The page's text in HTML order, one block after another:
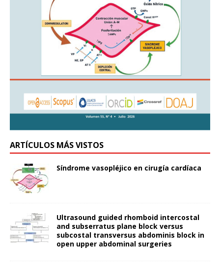
ARTÍCULOS MÁS VISTOS
Síndrome vasopléjico en cirugía cardíaca
Ultrasound guided rhomboid intercostal
and subserratus plane block versus
subcostal transversus abdominis block in
open upper abdominal surgeries